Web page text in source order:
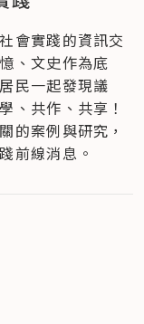
會實踐的資訊交
、文史作為底
民一起發現議
、共作、共享！
的案例與研究，
前線消息。